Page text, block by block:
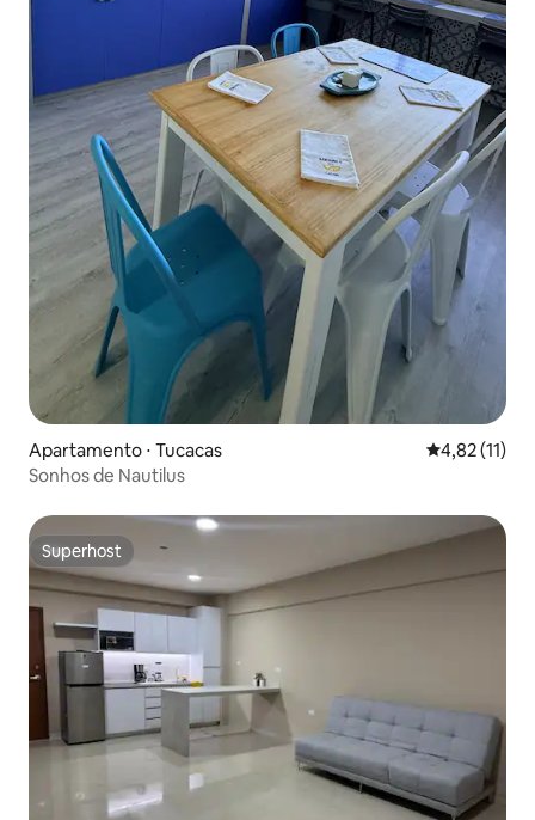
Apartamento ⋅ Tucacas 4,82 de uma
4,82 (11)
Sonhos de Nautilus
Superhost
Superhost